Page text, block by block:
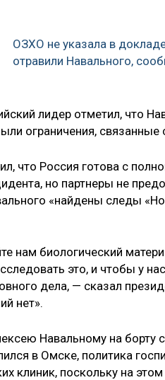
ОЗХО не указала в
отравили Навального,
лидер отметил, что
ограничения,
что Россия готова с
но партнеры не
«найдены следы
нам биологический
это, и чтобы у
дела, — сказал
нет».
Навальному на
в Омске, политика
клиник, поскольку на